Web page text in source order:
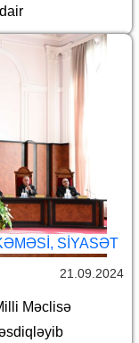
SİYASƏT
21.09.2024
Məclisə